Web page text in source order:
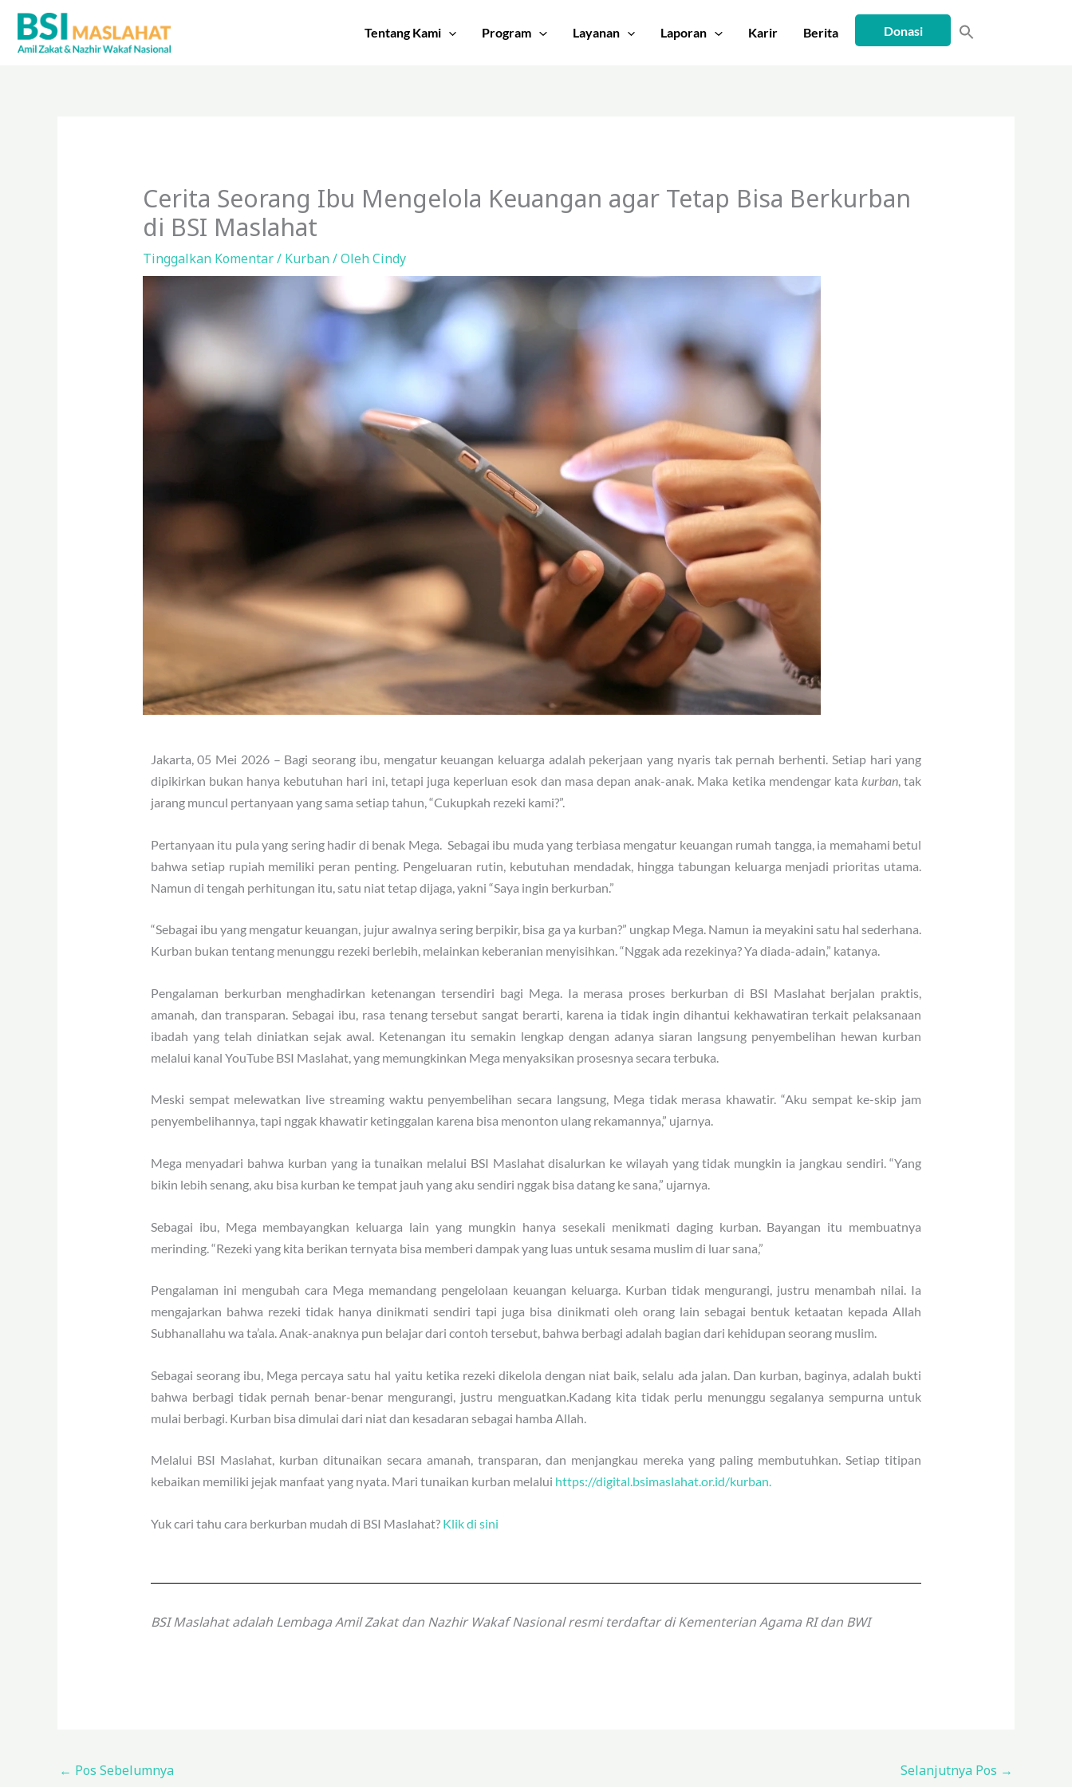
Lewati
konten
Tentang Kami Program Layanan Laporan Karir Berita Donasi
Cerita Seorang Ibu Mengelola Keuangan agar Tetap Bisa Berkurban
di BSI Maslahat
Tinggalkan Komentar/ Kurban/ OlehCindy
Jakarta, 05 Mei 2026 – Bagi seorang ibu, mengatur keuangan keluarga adalah pekerjaan yang nyaris tak pernah berhenti. Setiap hari yang
dipikirkan bukan hanya kebutuhan hari ini, tetapi juga keperluan esok dan masa depan anak-anak. Maka ketika mendengar kata kurban, tak
jarang muncul pertanyaan yang sama setiap tahun, “Cukupkah rezeki kami?”.
Pertanyaan itu pula yang sering hadir di benak Mega. Sebagai ibu muda yang terbiasa mengatur keuangan rumah tangga, ia memahami betul
bahwa setiap rupiah memiliki peran penting. Pengeluaran rutin, kebutuhan mendadak, hingga tabungan keluarga menjadi prioritas utama.
Namun di tengah perhitungan itu, satu niat tetap dijaga, yakni “Saya ingin berkurban.”
“Sebagai ibu yang mengatur keuangan, jujur awalnya sering berpikir, bisa ga ya kurban?” ungkap Mega. Namun ia meyakini satu hal sederhana.
Kurban bukan tentang menunggu rezeki berlebih, melainkan keberanian menyisihkan. “Nggak ada rezekinya? Ya diada-adain,” katanya.
Pengalaman berkurban menghadirkan ketenangan tersendiri bagi Mega. Ia merasa proses berkurban di BSI Maslahat berjalan praktis,
amanah, dan transparan. Sebagai ibu, rasa tenang tersebut sangat berarti, karena ia tidak ingin dihantui kekhawatiran terkait pelaksanaan
ibadah yang telah diniatkan sejak awal. Ketenangan itu semakin lengkap dengan adanya siaran langsung penyembelihan hewan kurban
melalui kanal YouTube BSI Maslahat, yang memungkinkan Mega menyaksikan prosesnya secara terbuka.
Meski sempat melewatkan live streaming waktu penyembelihan secara langsung, Mega tidak merasa khawatir. “Aku sempat ke-skip jam
penyembelihannya, tapi nggak khawatir ketinggalan karena bisa menonton ulang rekamannya,” ujarnya.
Mega menyadari bahwa kurban yang ia tunaikan melalui BSI Maslahat disalurkan ke wilayah yang tidak mungkin ia jangkau sendiri. “Yang
bikin lebih senang, aku bisa kurban ke tempat jauh yang aku sendiri nggak bisa datang ke sana,” ujarnya.
Sebagai ibu, Mega membayangkan keluarga lain yang mungkin hanya sesekali menikmati daging kurban. Bayangan itu membuatnya
merinding. “Rezeki yang kita berikan ternyata bisa memberi dampak yang luas untuk sesama muslim di luar sana,”
Pengalaman ini mengubah cara Mega memandang pengelolaan keuangan keluarga. Kurban tidak mengurangi, justru menambah nilai. Ia
mengajarkan bahwa rezeki tidak hanya dinikmati sendiri tapi juga bisa dinikmati oleh orang lain sebagai bentuk ketaatan kepada Allah
Subhanallahu wa ta’ala. Anak-anaknya pun belajar dari contoh tersebut, bahwa berbagi adalah bagian dari kehidupan seorang muslim.
Sebagai seorang ibu, Mega percaya satu hal yaitu ketika rezeki dikelola dengan niat baik, selalu ada jalan. Dan kurban, baginya, adalah bukti
bahwa berbagi tidak pernah benar-benar mengurangi, justru menguatkan.Kadang kita tidak perlu menunggu segalanya sempurna untuk
mulai berbagi. Kurban bisa dimulai dari niat dan kesadaran sebagai hamba Allah.
Melalui BSI Maslahat, kurban ditunaikan secara amanah, transparan, dan menjangkau mereka yang paling membutuhkan. Setiap titipan
kebaikan memiliki jejak manfaat yang nyata. Mari tunaikan kurban melalui https://digital.bsimaslahat.or.id/kurban.
Yuk cari tahu cara berkurban mudah di BSI Maslahat? Klik di sini
BSI Maslahat adalah Lembaga Amil Zakat dan Nazhir Wakaf Nasional resmi terdaftar di Kementerian Agama RI dan BWI
← Pos Sebelumnya Selanjutnya Pos →